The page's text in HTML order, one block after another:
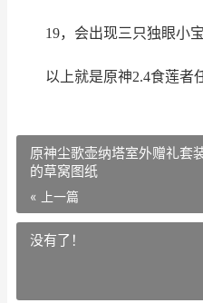
19，会出现三只独眼小
以上就是原神2.4食莲者
原神尘歌壶纳塔室外赠礼套
的草窝图纸
« 上一篇
没有了！